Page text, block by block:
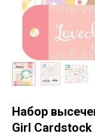
Набор
Girl Cardstock